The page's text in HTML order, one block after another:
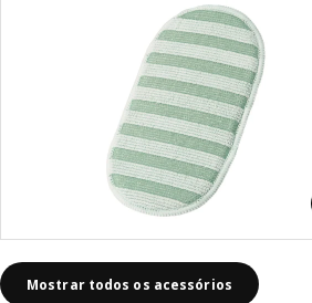
Mostrar todos os acessórios